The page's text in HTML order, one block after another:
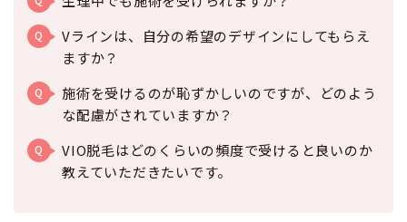
Q
Vラインは、自分の希望のデザインにしてもらえ
ますか？
Q
施術を受けるのが恥ずかしいのですが、どのよう
な配慮がされていますか？
Q
VIO脱毛はどのくらいの頻度で受けると良いのか
教えていただきたいです。